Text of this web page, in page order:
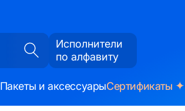
Исполнители
по алфавиту
Пакеты и аксессуарыСертификаты ✦